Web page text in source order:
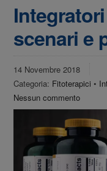
scenari e
14 Novembre 2018
Categoria: Fitoterapici •
Nessun commento